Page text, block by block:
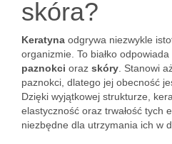
skóra?
Keratyna odgrywa niezwykle
organizmie. To białko
paznokci oraz skóry . Stanowi
paznokci, dlatego jej obecność
Dzięki wyjątkowej strukturze,
elastyczność oraz trwałość tych
niezbędne dla utrzymania ich w